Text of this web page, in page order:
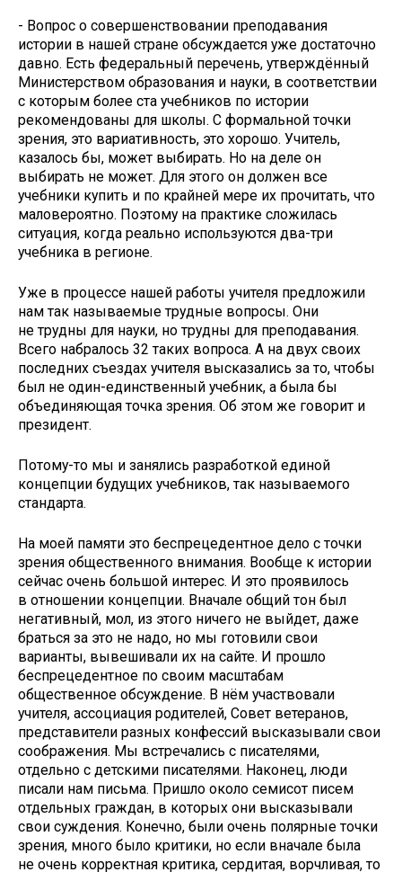
- Вопрос о совершенствовании преподавания
истории в нашей стране обсуждается уже достаточно
давно. Есть федеральный перечень, утверждённый
Министерством образования и науки, в соответствии
с которым более ста учебников по истории
рекомендованы для школы. С формальной точки
зрения, это вариативность, это хорошо. Учитель,
казалось бы, может выбирать. Но на деле он
выбирать не может. Для этого он должен все
учебники купить и по крайней мере их прочитать, что
маловероятно. Поэтому на практике сложилась
ситуация, когда реально используются два-три
учебника в регионе.
Уже в процессе нашей работы учителя предложили
нам так называемые трудные вопросы. Они
не трудны для науки, но трудны для преподавания.
Всего набралось 32 таких вопроса. А на двух своих
последних съездах учителя высказались за то, чтобы
был не один-единственный учебник, а была бы
объединяющая точка зрения. Об этом же говорит и
президент.
Потому-то мы и занялись разработкой единой
концепции будущих учебников, так называемого
стандарта.
На моей памяти это беспрецедентное дело с точки
зрения общественного внимания. Вообще к истории
сейчас очень большой интерес. И это проявилось
в отношении концепции. Вначале общий тон был
негативный, мол, из этого ничего не выйдет, даже
браться за это не надо, но мы готовили свои
варианты, вывешивали их на сайте. И прошло
беспрецедентное по своим масштабам
общественное обсуждение. В нём участвовали
учителя, ассоциация родителей, Совет ветеранов,
представители разных конфессий высказывали свои
соображения. Мы встречались с писателями,
отдельно с детскими писателями. Наконец, люди
писали нам письма. Пришло около семисот писем
отдельных граждан, в которых они высказывали
свои суждения. Конечно, были очень полярные точки
зрения, много было критики, но если вначале была
не очень корректная критика, сердитая, ворчливая, то